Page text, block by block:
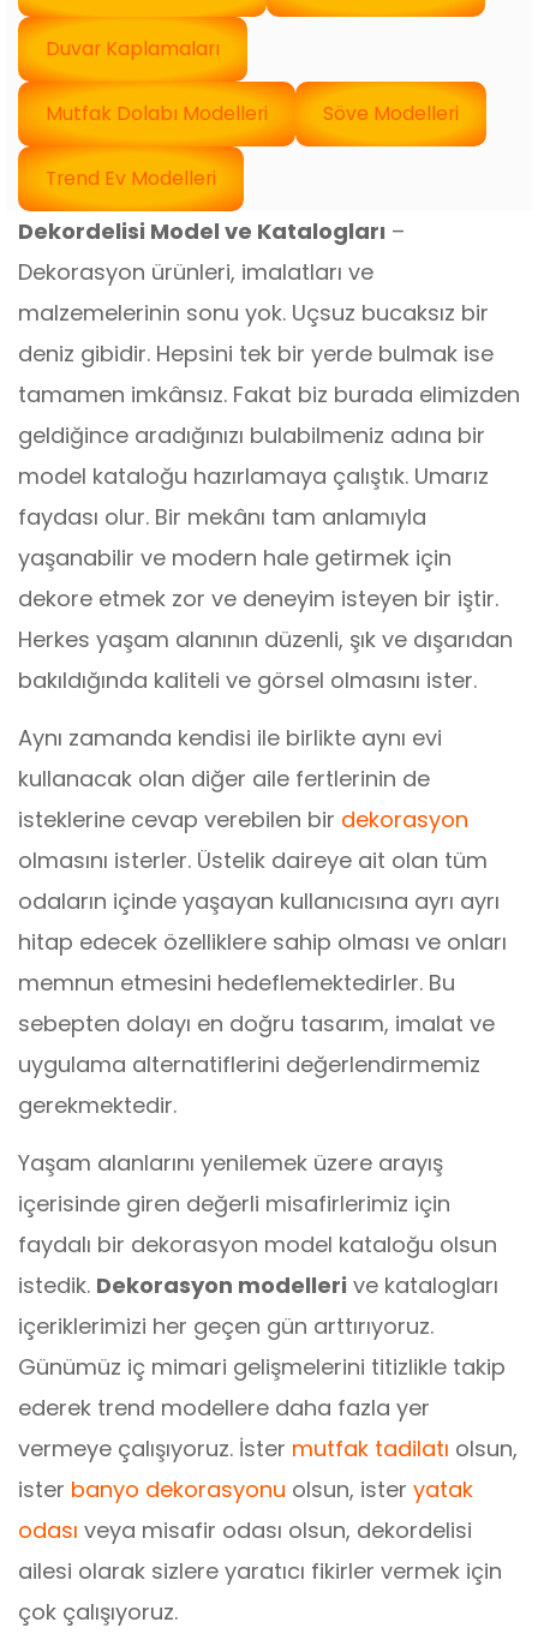
Duvar Kaplamaları
Mutfak Dolabı Modelleri Söve Modelleri
Trend Ev Modelleri
Dekordelisi Model ve Katalogları –
Dekorasyon ürünleri, imalatları ve
malzemelerinin sonu yok. Uçsuz bucaksız bir
deniz gibidir. Hepsini tek bir yerde bulmak ise
tamamen imkânsız. Fakat biz burada elimizden
geldiğince aradığınızı bulabilmeniz adına bir
model kataloğu hazırlamaya çalıştık. Umarız
faydası olur. Bir mekânı tam anlamıyla
yaşanabilir ve modern hale getirmek için
dekore etmek zor ve deneyim isteyen bir iştir.
Herkes yaşam alanının düzenli, şık ve dışarıdan
bakıldığında kaliteli ve görsel olmasını ister.
Aynı zamanda kendisi ile birlikte aynı evi
kullanacak olan diğer aile fertlerinin de
isteklerine cevap verebilen bir dekorasyon
olmasını isterler. Üstelik daireye ait olan tüm
odaların içinde yaşayan kullanıcısına ayrı ayrı
hitap edecek özelliklere sahip olması ve onları
memnun etmesini hedeflemektedirler. Bu
sebepten dolayı en doğru tasarım, imalat ve
uygulama alternatiflerini değerlendirmemiz
gerekmektedir.
Yaşam alanlarını yenilemek üzere arayış
içerisinde giren değerli misafirlerimiz için
faydalı bir dekorasyon model kataloğu olsun
istedik. Dekorasyon modelleri ve katalogları
içeriklerimizi her geçen gün arttırıyoruz.
Günümüz iç mimari gelişmelerini titizlikle takip
ederek trend modellere daha fazla yer
vermeye çalışıyoruz. İster mutfak tadilatı olsun,
ister banyo dekorasyonu olsun, ister yatak
odası veya misafir odası olsun, dekordelisi
ailesi olarak sizlere yaratıcı fikirler vermek için
çok çalışıyoruz.